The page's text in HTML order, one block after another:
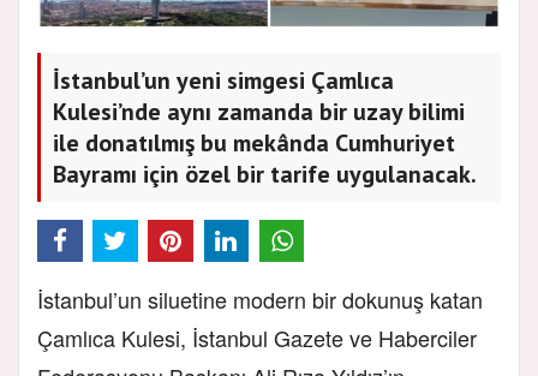
İstanbul’un yeni simgesi Çamlıca
Kulesi’nde aynı zamanda bir uzay bilimi
ile donatılmış bu mekânda Cumhuriyet
Bayramı için özel bir tarife uygulanacak.
İstanbul’un siluetine modern bir dokunuş katan
Çamlıca Kulesi, İstanbul Gazete ve Haberciler